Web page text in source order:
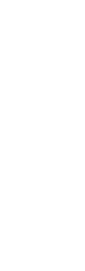
hoeveelheid in of